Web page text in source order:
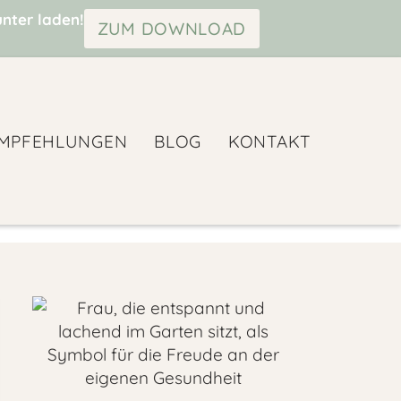
laden! ZUM DOWNLOAD
BLOG KONTAKT